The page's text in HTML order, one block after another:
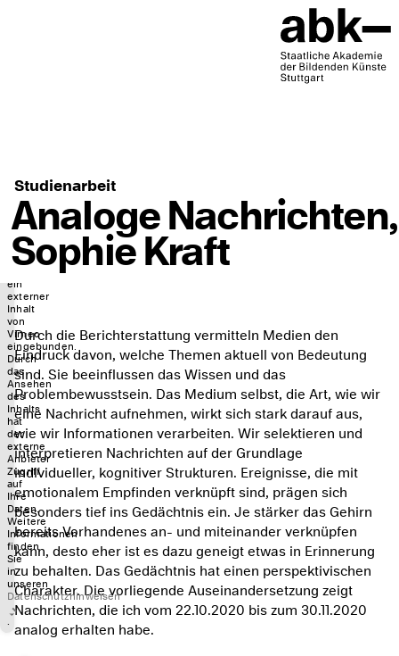
Studienarbeit
Analoge Nachrichten,
Sophie Kraft
Durch die Berichterstattung vermitteln Medien den
Eindruck davon, welche Themen aktuell von Bedeutung
sind. Sie beeinflussen das Wissen und das
Problembewusstsein. Das Medium selbst, die Art, wie wir
eine Nachricht aufnehmen, wirkt sich stark darauf aus,
wie wir Informationen verarbeiten. Wir selektieren und
interpretieren Nachrichten auf der Grundlage
individueller, kognitiver Strukturen. Ereignisse, die mit
emotionalem Empfinden verknüpft sind, prägen sich
besonders tief ins Gedächtnis ein. Je stärker das Gehirn
bereits Vorhandenes an- und miteinander verknüpfen
kann, desto eher ist es dazu geneigt etwas in Erinnerung
zu behalten. Das Gedächtnis hat einen perspektivischen
Charakter. Die vorliegende Auseinandersetzung zeigt
Nachrichten, die ich vom 22.10.2020 bis zum 30.11.2020
analog erhalten habe.
An
dieser
Stelle
ein
externer
Inhalt
von
Vimeo
eingebunden.
Durch
das
Ansehen
des
Inhalts
hat
der
externe
Anbieter
Zugriff
auf
Ihre
Daten.
Weitere
Informationen
finden
Sie
in
unseren
Datenschutzhinweisen
.